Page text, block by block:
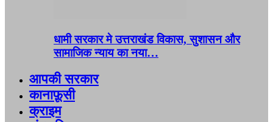
धामी सरकार मे उत्तराखंड विकास, सुशासन और
सामाजिक न्याय का नया…
आपकी सरकार
कानाफ़ूसी
क्राइम